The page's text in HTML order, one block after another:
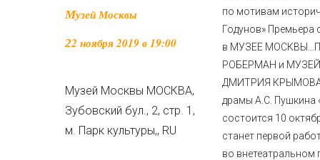
Музей Москвы
22 ноября 2019 в 19:00
Музей Москвы МОСКВА,
Зубовский бул., 2, стр. 1,
м. Парк культуры,, RU
по мотивам
Годунов» Премьера
в МУЗЕЕ МОСКВЫ…
РОБЕРМАН и МУЗЕЙ
ДМИТРИЯ КРЫМОВА
драмы А.С. Пушкина
состоится 10
станет первой
во внетеатральном